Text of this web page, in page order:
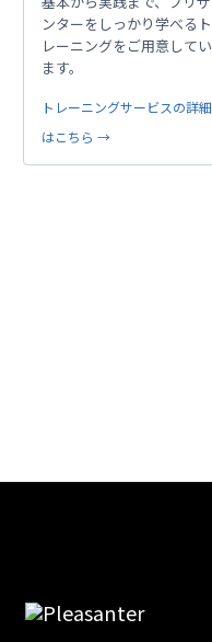
ンターをしっかり学べるト
レーニングをご用意してい
ます。
トレーニングサービスの詳細
はこちら →